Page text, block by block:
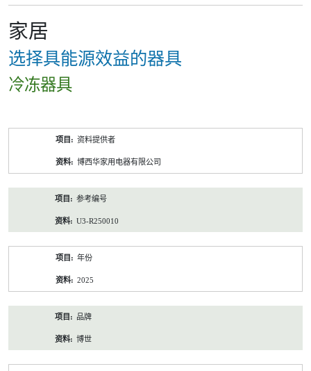
家居
选择具能源效益的器具
冷冻器具
资料提供者
博西华家用电器有限公司
参考编号
U3-R250010
年份
2025
品牌
博世